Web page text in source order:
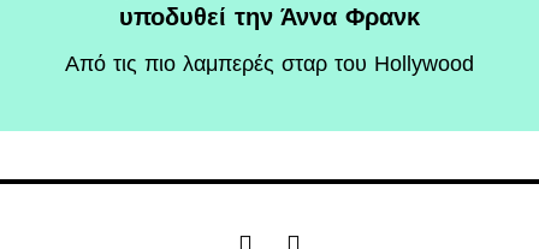
υποδυθεί την Άννα Φρανκ
Aπό τις πιο λαμπερές σταρ του Hollywood
F
I